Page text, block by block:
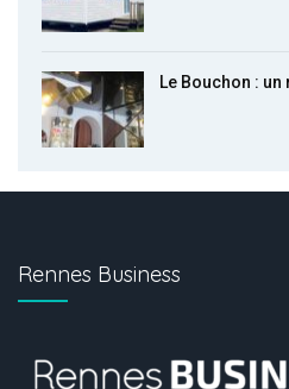
Le Bouchon :
Rennes Business